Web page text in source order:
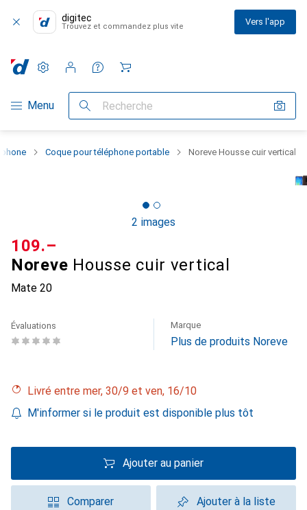
digitec
Trouvez et commandez plus vite Vers l'app
Navigation par catégorie
Menu Recherche
Paramètres
Compte client
Listes de comparaison
Listes d'envies
Panier
Coque pour téléphone portable Noreve Housse cuir vertical
2 images
Noreve Housse cuir vertical
Mate 20
CHF
109.–
Évaluations Marque
Plus de produits Noreve
Livré entre mer, 30/9 et ven, 16/10
M'informer si le produit est disponible plus tôt
Ajouter au panier
Comparer Ajouter à la liste